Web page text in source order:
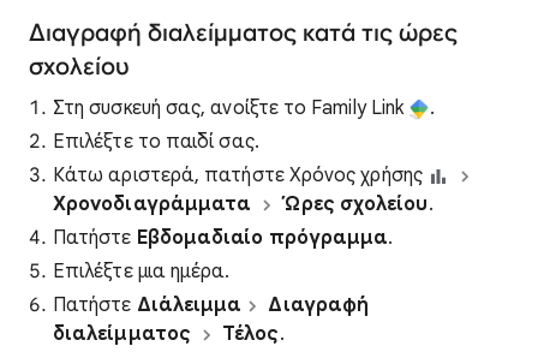
Διαγραφή διαλείμματος κατά τις ώρες
σχολείου
Στη συσκευή σας, ανοίξτε το Family Link
.
Επιλέξτε το παιδί σας.
Κάτω αριστερά, πατήστε Χρόνος χρήσης
Χρονοδιαγράμματα
Ώρες σχολείου.
Πατήστε Εβδομαδιαίο πρόγραμμα.
Επιλέξτε μια ημέρα.
Πατήστε Διάλειμμα
Διαγραφή
διαλείμματος
Τέλος.